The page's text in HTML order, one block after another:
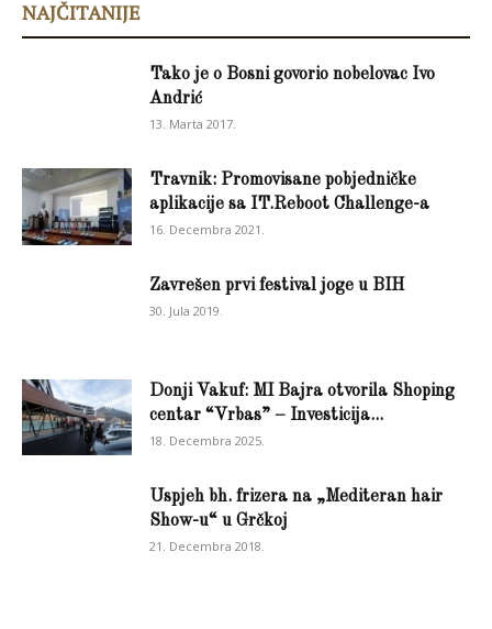
NAJČITANIJE
Tako je o Bosni govorio nobelovac Ivo
Andrić
13. Marta 2017.
Travnik: Promovisane pobjedničke
aplikacije sa IT.Reboot Challenge-a
16. Decembra 2021.
Zavrešen prvi festival joge u BIH
30. Jula 2019.
Donji Vakuf: MI Bajra otvorila Shoping
centar “Vrbas” – Investicija...
18. Decembra 2025.
Uspjeh bh. frizera na „Mediteran hair
Show-u“ u Grčkoj
21. Decembra 2018.